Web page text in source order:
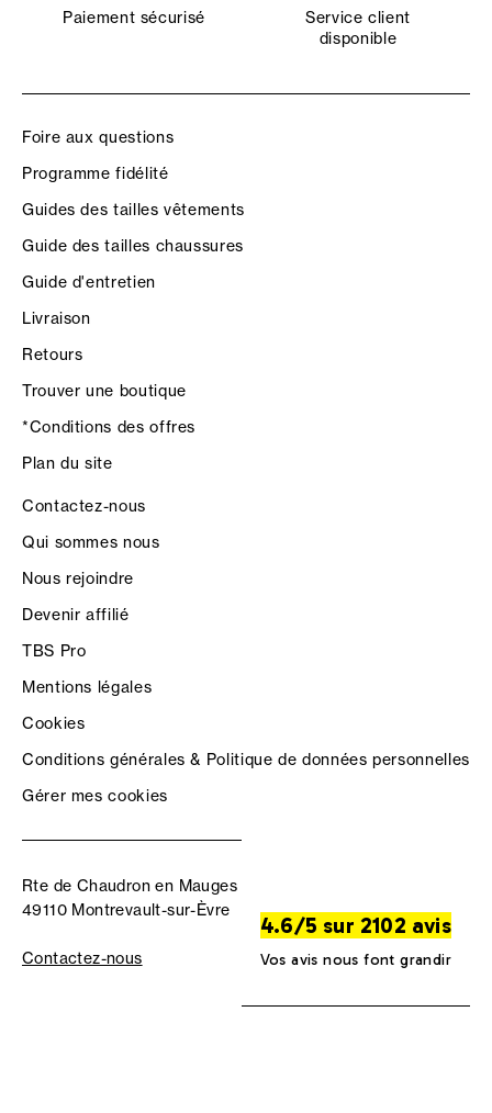
Paiement sécurisé
Service client
disponible
Foire aux questions
Programme fidélité
Guides des tailles vêtements
Guide des tailles chaussures
Guide d'entretien
Livraison
Retours
Trouver une boutique
*Conditions des offres
Plan du site
Contactez-nous
Qui sommes nous
Nous rejoindre
Devenir affilié
TBS Pro
Mentions légales
Cookies
Conditions générales & Politique de données personnelles
Gérer mes cookies
Rte de Chaudron en Mauges
49110 Montrevault-sur-Èvre
Contactez-nous
4.6/5 sur 2102 avis
Vos avis nous font grandir